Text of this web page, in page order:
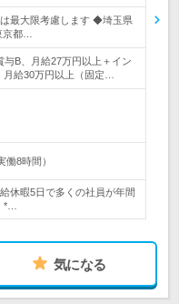
最大限考慮します ◆埼玉県
都…
B、月給27万円以上＋イン
給30万円以上（固定…
8時間）
休暇5日で多くの社員が年間
*…
気になる